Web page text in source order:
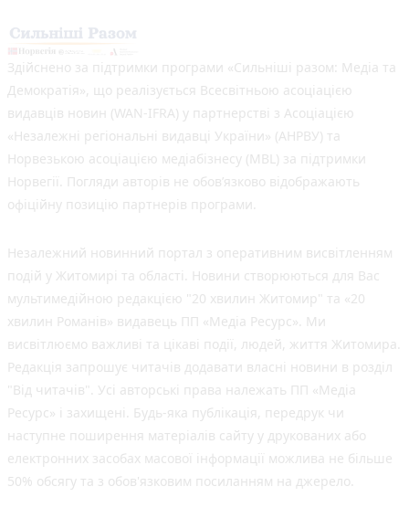
Здійснено за підтримки програми «Сильніші разом: Медіа та
Демократія», що реалізується Всесвітньою асоціацією
видавців новин (WAN-IFRA) у партнерстві з Асоціацією
«Незалежні регіональні видавці України» (АНРВУ) та
Норвезькою асоціацією медіабізнесу (MBL) за підтримки
Норвегії. Погляди авторів не обов’язково відображають
офіційну позицію партнерів програми.
Незалежний новинний портал з оперативним висвітленням
подій у Житомирі та області. Новини створюються для Вас
мультимедійною редакцією "20 хвилин Житомир" та «20
хвилин Романів» видавець ПП «Медіа Ресурс». Ми
висвітлюємо важливі та цікаві події, людей, життя Житомира.
Редакція запрошує читачів додавати власні новини в розділ
"Від читачів". Усі авторські права належать ПП «Медіа
Ресурс» і захищені. Будь-яка публiкацiя, передрук чи
наступне поширення матеріалів сайту у друкованих або
електронних засобах масової інформації можлива не більше
50% обсягу та з обов'язковим посиланням на джерело.